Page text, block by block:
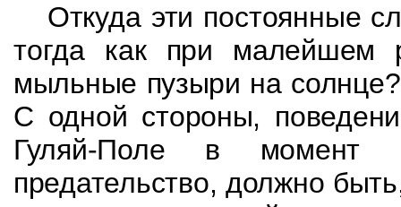
Откуда эти постоянные
тогда как при малей­шем
мыльные пузыри на
С одной стороны,
Гуляй-Поле в момент
предательство, должно